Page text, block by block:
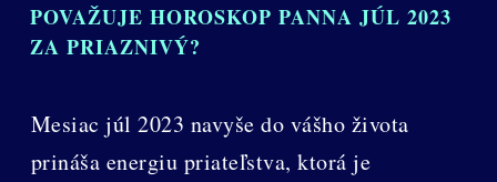
POVAŽUJE HOROSKOP PANNA JÚL 2023
ZA PRIAZNIVÝ?
Mesiac júl 2023 navyše do vášho života
prináša energiu priateľstva, ktorá je